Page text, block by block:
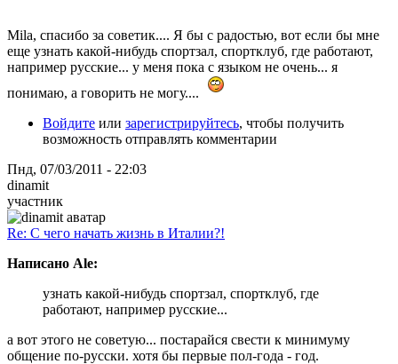
Mila, спасибо за советик.... Я бы с радостью, вот если бы мне
еще узнать какой-нибудь спортзал, спортклуб, где работают,
например русские... у меня пока с языком не очень... я
понимаю, а говорить не могу....
Войдите или зарегистрируйтесь, чтобы получить
возможность отправлять комментарии
Пнд, 07/03/2011 - 22:03
dinamit
участник
Re: С чего начать жизнь в Италии?!
Написано Ale:
узнать какой-нибудь спортзал, спортклуб, где
работают, например русские...
а вот этого не советую... постарайся свести к минимуму
общение по-русски. хотя бы первые пол-года - год.